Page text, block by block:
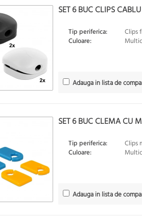
SET 6 BUC CLIPS
Tip periferica:
Clips
Culoare:
Adauga in lista de
SET 6 BUC CLEMA CU
Tip periferica:
Clips
Culoare:
Adauga in lista de